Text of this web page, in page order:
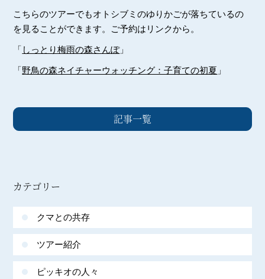
こちらのツアーでもオトシブミのゆりかごが落ちているの
を見ることができます。ご予約はリンクから。
「 しっとり梅雨の森さんぽ」
「野鳥の森ネイチャーウォッチング：子育ての初夏 」
記事一覧
カテゴリー
クマとの共存
ツアー紹介
ピッキオの人々